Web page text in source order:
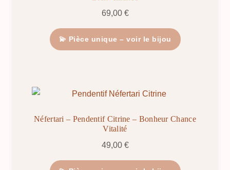
69,00 €
💫 Pièce unique – voir le bijou
Néfertari – Pendentif Citrine – Bonheur Chance
Vitalité
49,00 €